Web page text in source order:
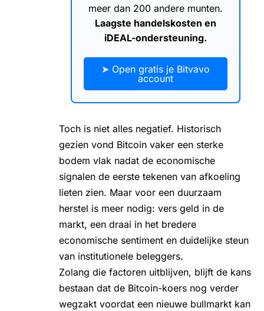
meer dan 200 andere munten.
Laagste handelskosten en
iDEAL-ondersteuning.
➤ Open gratis je Bitvavo
account
Toch is niet alles negatief. Historisch
gezien vond Bitcoin vaker een sterke
bodem vlak nadat de economische
signalen de eerste tekenen van afkoeling
lieten zien. Maar voor een duurzaam
herstel is meer nodig: vers geld in de
markt, een draai in het bredere
economische sentiment en duidelijke steun
van institutionele beleggers.
Zolang die factoren uitblijven, blijft de kans
bestaan dat de Bitcoin-koers nog verder
wegzakt voordat een nieuwe bullmarkt kan